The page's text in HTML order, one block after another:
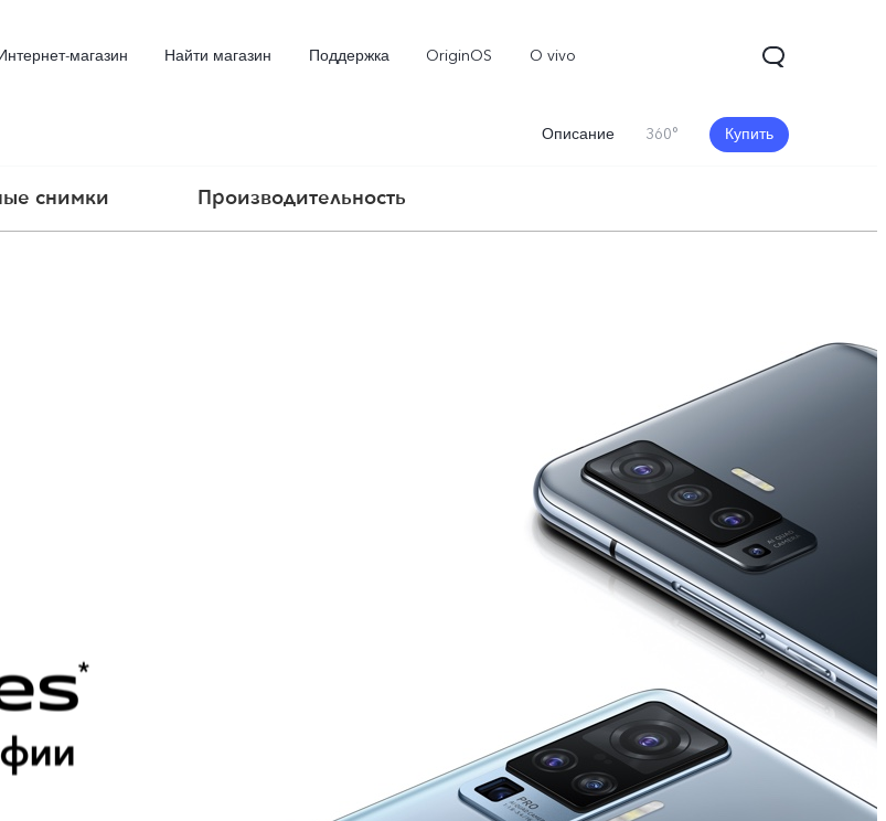
магазин Найти магазин Поддержка OriginOS O vivo
Описание 360° Купить
снимки Производительность